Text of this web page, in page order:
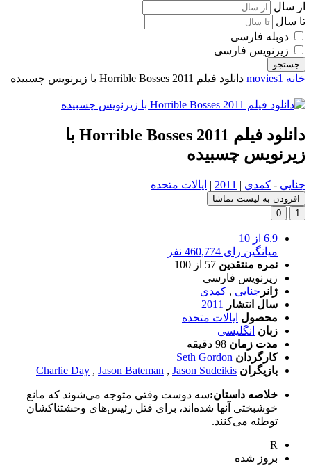
از سال
تا سال
دوبله فارسی
زیرنویس فارسی
جستجو
خانه movies1 دانلود فیلم Horrible Bosses 2011 با زیرنویس چسبیده
دانلود فیلم Horrible Bosses 2011 با
زیرنویس چسبیده
جنایی - کمدی |
2011
| ایالات متحده
افزودن به لیست تماشا
1
0
6.9 از 10
میانگین رای 460,774 نفر
نمره منتقدین 57 از 100
زیرنویس فارسی
ژانر جنایی , کمدی
سال انتشار
2011
محصول ایالات متحده
زبان انگلیسی
مدت زمان 98 دقیقه
کارگردان Seth Gordon
بازیگران
Charlie Day , Jason Bateman , Jason Sudeikis
خلاصه داستان:سه دوست وقتی متوجه می‌شوند که مانع
خوشبختی آنها شده‌اند، برای قتل رئیس‌های وحشتناکشان
توطئه می‌کنند.
R
بروز‌ شده